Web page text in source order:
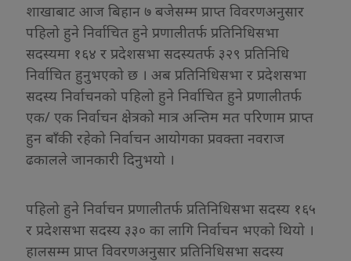
शाखाबाट आज बिहान ७ बजेसम्म प्राप्त विवरणअनुसार
पहिलो हुने निर्वाचित हुने प्रणालीतर्फ प्रतिनिधिसभा
सदस्यमा १६४ र प्रदेशसभा सदस्यतर्फ ३२९ प्रतिनिधि
निर्वाचित हुनुभएको छ । अब प्रतिनिधिसभा र प्रदेशसभा
सदस्य निर्वाचनको पहिलो हुने निर्वाचित हुने प्रणालीतर्फ
एक/ एक निर्वाचन क्षेत्रको मात्र अन्तिम मत परिणाम प्राप्त
हुन बाँकी रहेको निर्वाचन आयोगका प्रवक्ता नवराज
ढकालले जानकारी दिनुभयो ।
पहिलो हुने निर्वाचन प्रणालीतर्फ प्रतिनिधिसभा सदस्य १६५
र प्रदेशसभा सदस्य ३३० का लागि निर्वाचन भएको थियो ।
हालसम्म प्राप्त विवरणअनुसार प्रतिनिधिसभा सदस्य